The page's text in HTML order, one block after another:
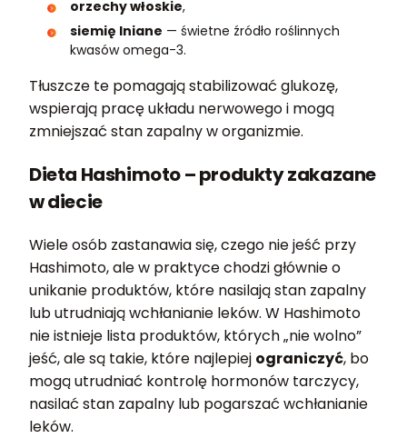
orzechy włoskie,
siemię lniane — świetne źródło roślinnych
kwasów omega-3.
Tłuszcze te pomagają stabilizować glukozę,
wspierają pracę układu nerwowego i mogą
zmniejszać stan zapalny w organizmie.
Dieta Hashimoto – produkty zakazane
w diecie
Wiele osób zastanawia się, czego nie jeść przy
Hashimoto, ale w praktyce chodzi głównie o
unikanie produktów, które nasilają stan zapalny
lub utrudniają wchłanianie leków. W Hashimoto
nie istnieje lista produktów, których „nie wolno”
jeść, ale są takie, które najlepiej ograniczyć, bo
mogą utrudniać kontrolę hormonów tarczycy,
nasilać stan zapalny lub pogarszać wchłanianie
leków.